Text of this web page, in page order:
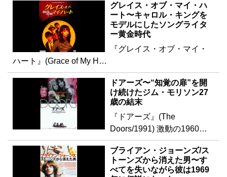
グレイス・オブ・マイ・ハ
ート〜キャロル・キングを
モデルにしたソングライタ
ー黄金時代
『グレイス・オブ・マイ・
ハート』(Grace of My H…
ドアーズ〜“知覚の扉”を開
け続けたジム・モリソン27
歳の結末
『ドアーズ』(The
Doors/1991) 激動の1960…
ブライアン・ジョーンズ/ス
トーンズから消えた男〜す
べてを失いながら彼は1969